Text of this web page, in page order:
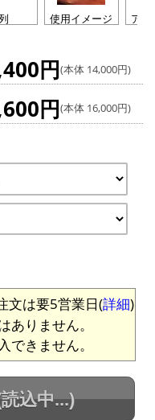
使用イメージ アイ
円(本体 14,000円)
円(本体 16,000円)
文は要5営業日(詳細)
りません。
できません。
込中...)